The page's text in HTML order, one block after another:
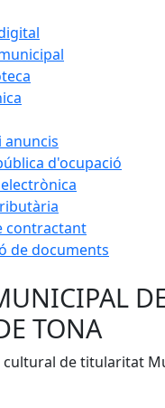
anuncis
d'ocupació
contractant
de documents
TONA
cultural de titularitat